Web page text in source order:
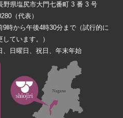
県塩尻市大門七番町 3 番 3 号
（代表）
9時から午後4時30分まで（試行的に
ています。）
、日曜日、祝日、年末年始